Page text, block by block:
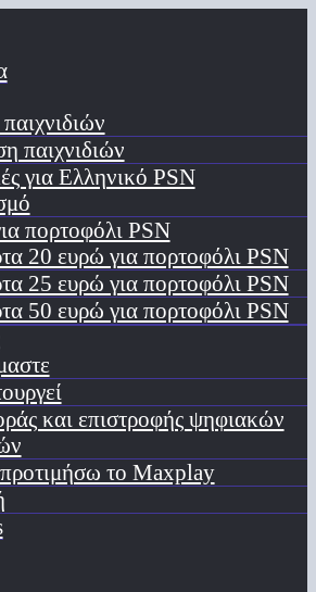
παιχνιδιών
για Ελληνικό PSN
πορτοφόλι PSN
20 ευρώ για πορτοφόλι PSN
25 ευρώ για πορτοφόλι PSN
50 ευρώ για πορτοφόλι PSN
και επιστροφής ψηφιακών
προτιμήσω το Maxplay